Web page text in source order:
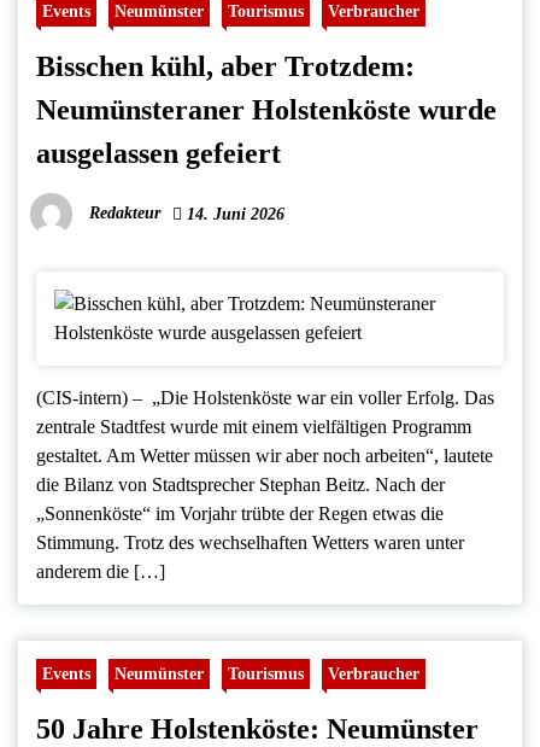
Events Neumünster Tourismus Verbraucher
Bisschen kühl, aber Trotzdem:
Neumünsteraner Holstenköste wurde
ausgelassen gefeiert
Redakteur 14. Juni 2026
(CIS-intern) – „Die Holstenköste war ein voller Erfolg. Das
zentrale Stadtfest wurde mit einem vielfältigen Programm
gestaltet. Am Wetter müssen wir aber noch arbeiten“, lautete
die Bilanz von Stadtsprecher Stephan Beitz. Nach der
„Sonnenköste“ im Vorjahr trübte der Regen etwas die
Stimmung. Trotz des wechselhaften Wetters waren unter
anderem die […]
Events Neumünster Tourismus Verbraucher
50 Jahre Holstenköste: Neumünster